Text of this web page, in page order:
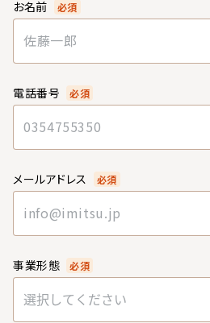
お名前 必須
電話番号 必須
メールアドレス 必須
事業形態 必須
選択してください